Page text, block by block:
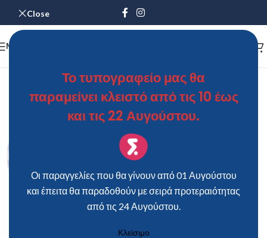
Close
Το τυπογραφείο μας θα
παραμείνει κλειστό από τις 10 έως
και τις 22 Αυγούστου.
Οι παραγγελίες που θα γίνουν από 01 Αυγούστου
και έπειτα θα παραδοθούν με σειρά προτεραιότητας
από τις 24 Αυγούστου.
Κλείσιμο
MENU